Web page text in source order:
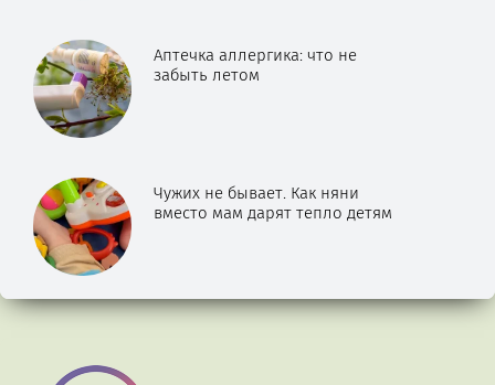
Аптечка аллергика: что не
забыть летом
Чужих не бывает. Как няни
вместо мам дарят тепло детям